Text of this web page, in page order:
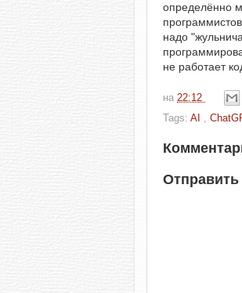
определённо
надо
не работает
на 22:12
Tags: AI ,